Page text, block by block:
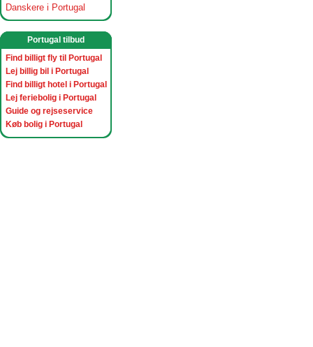
Danskere i Portugal
Portugal tilbud
Find billigt fly til Portugal
Lej billig bil i Portugal
Find billigt hotel i Portugal
Lej feriebolig i Portugal
Guide og rejseservice
Køb bolig i Portugal